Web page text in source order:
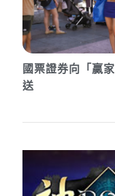
國票證券向「贏
送